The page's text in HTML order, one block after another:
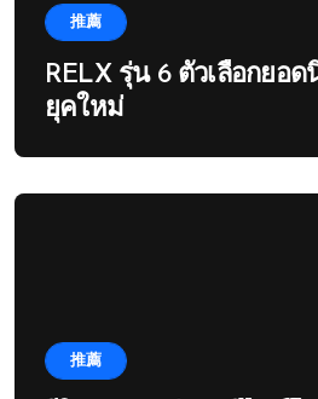
推薦
RELX รุ่น 6 ตัวเลือกยอ
ยุคใหม่
推薦